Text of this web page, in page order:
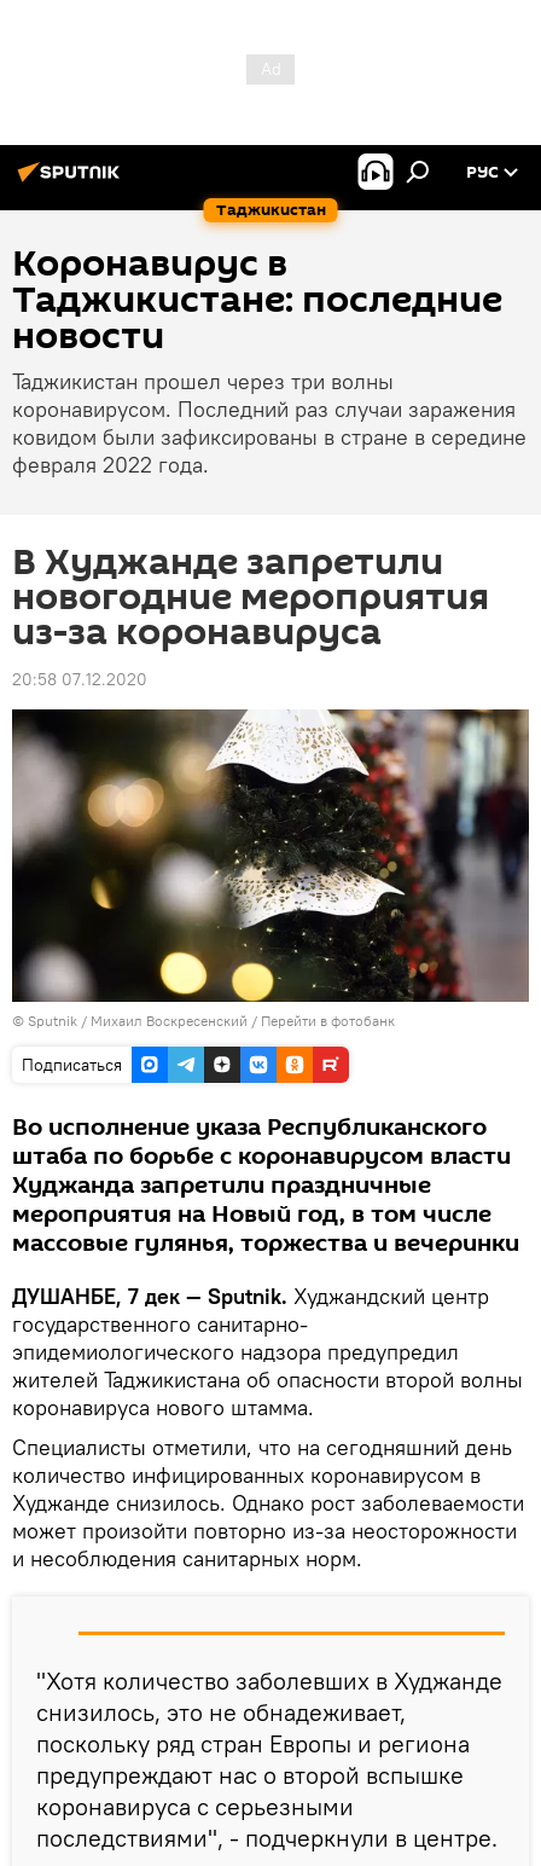
Таджикистан
РУС
Коронавирус в
Таджикистане: последние
новости
Таджикистан прошел через три волны
коронавирусом. Последний раз случаи заражения
ковидом были зафиксированы в стране в середине
февраля 2022 года.
В Худжанде запретили
новогодние мероприятия
из-за коронавируса
20:58 07.12.2020
© Sputnik / Михаил Воскресенский / Перейти в фотобанк
Подписаться
Во исполнение указа Республиканского
штаба по борьбе с коронавирусом власти
Худжанда запретили праздничные
мероприятия на Новый год, в том числе
массовые гулянья, торжества и вечеринки
ДУШАНБЕ, 7 дек — Sputnik. Худжандский центр
государственного санитарно-
эпидемиологического надзора предупредил
жителей Таджикистана об опасности второй волны
коронавируса нового штамма.
Специалисты отметили, что на сегодняшний день
количество инфицированных коронавирусом в
Худжанде снизилось. Однако рост заболеваемости
может произойти повторно из-за неосторожности
и несоблюдения санитарных норм.
"Хотя количество заболевших в Худжанде
снизилось, это не обнадеживает,
поскольку ряд стран Европы и региона
предупреждают нас о второй вспышке
коронавируса с серьезными
последствиями", - подчеркнули в центре.